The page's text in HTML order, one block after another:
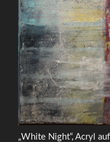
„White Night“, Acryl